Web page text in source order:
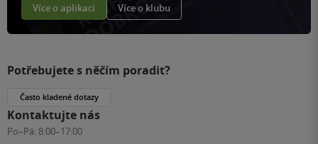
Více o aplikaci Více o klubu
Potřebujete s něčím poradit?
Často kladené dotazy
Kontaktujte nás
Po–Pá: 8:00–17:00